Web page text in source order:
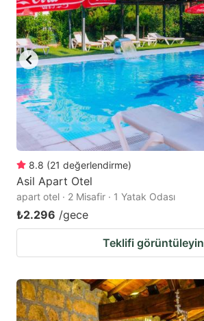
8.8 (21 değerlendirme)
Asil Apart Otel
apart otel · 2 Misafir · 1 Yatak Odası
₺2.296 /gece
Teklifi görüntüleyin